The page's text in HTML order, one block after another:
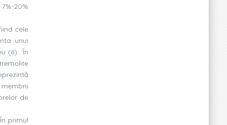
20%
cele
unui
(6) . În
de
primul